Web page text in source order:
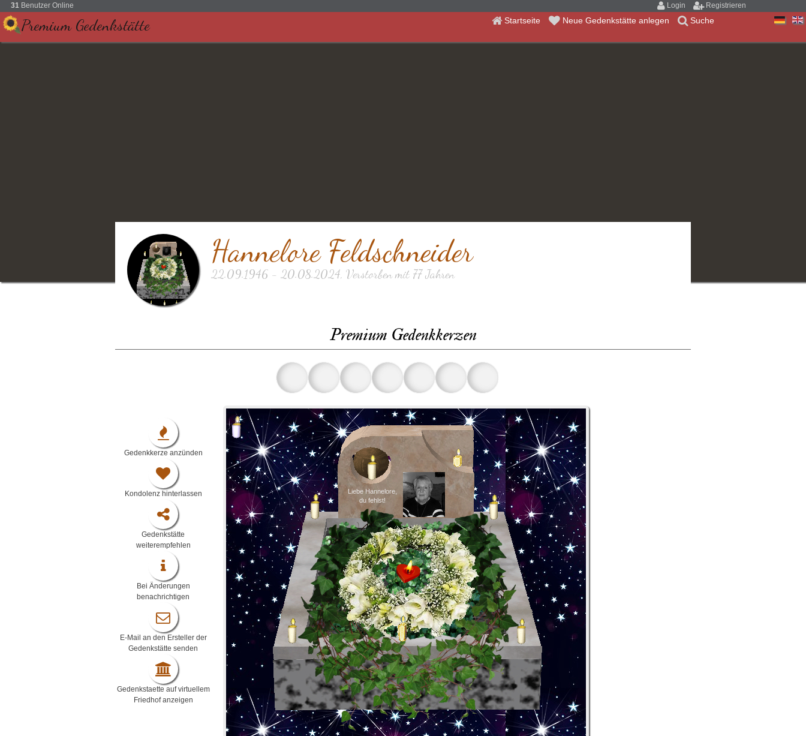
31 Benutzer Online Login Registrieren
Premium Gedenkstätte Startseite Neue Gedenkstätte anlegen Suche
Hannelore Feldschneider
22.09.1946 - 20.08.2024, Verstorben mit 77 Jahren
Premium Gedenkkerzen
Gedenkkerze anzünden
Kondolenz hinterlassen
Gedenkstätte
weiterempfehlen
Bei Änderungen
benachrichtigen
E-Mail an den Ersteller der
Gedenkstätte senden
Gedenkstaette auf virtuellem
Friedhof anzeigen
Liebe Hannelore,
du fehlst!